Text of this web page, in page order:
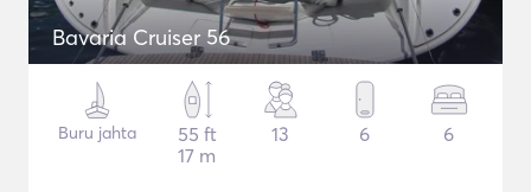
Bavaria Cruiser 56
Buru jahta
55 ft
17 m
13 6 6